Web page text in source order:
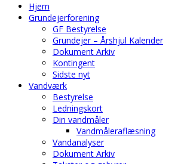
Hjem
Grundejerforening
GF Bestyrelse
Grundejer – Årshjul Kalender
Dokument Arkiv
Kontingent
Sidste nyt
Vandværk
Bestyrelse
Ledningskort
Din vandmåler
Vandmåleraflæsning
Vandanalyser
Dokument Arkiv